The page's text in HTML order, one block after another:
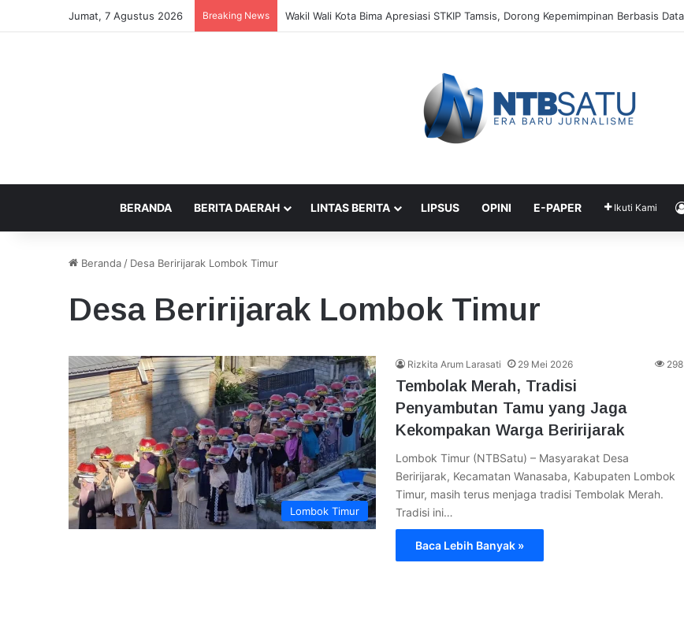
Jumat, 7 Agustus 2026 Breaking News Kepercayaan Jadi Kunci Utama Kepemimpinan Digital, Bukan Sekadar Teknologi
BERANDA BERITA DAERAH LINTAS BERITA LIPSUS OPINI E-PAPER Ikuti Kami
Beranda / Desa Beririjarak Lombok Timur
Desa Beririjarak Lombok Timur
Lombok Timur
Rizkita Arum Larasati 29 Mei 2026 298
Tembolak Merah, Tradisi
Penyambutan Tamu yang Jaga
Kekompakan Warga Beririjarak
Lombok Timur (NTBSatu) – Masyarakat Desa
Beririjarak, Kecamatan Wanasaba, Kabupaten Lombok
Timur, masih terus menjaga tradisi Tembolak Merah.
Tradisi ini…
Baca Lebih Banyak »